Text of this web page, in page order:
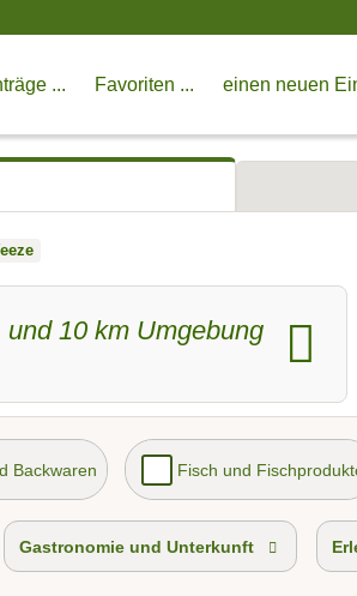
... Favoriten ... einen neuen
und10 km Umgebung
Backwaren Fisch und
Gastronomie und Unterkunft